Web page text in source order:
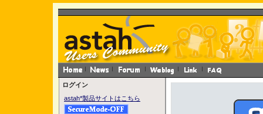
ログイン
astah*製品サイトはこちら